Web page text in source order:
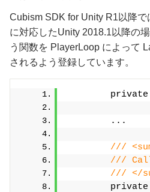
Cubism SDK for Unity R1以降
に対応したUnity 2018.1以降の
う関数を PlayerLoop によって
されるよう登録しています。
        ...
///
///
/// </
        private